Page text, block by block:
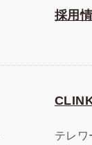
採用
テレワ